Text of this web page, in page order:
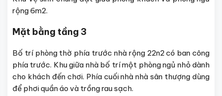
rộng 6m2.
Mặt bằng tầng 3
Bố trí phòng thờ phía trước nhà rộng 22n2 có ban công
phía trước. Khu giữa nhà bố trí một phòng ngủ nhỏ dành
cho khách đến chơi. Phía cuối nhà nhà sân thượng dùng
để phơi quần áo và trồng rau sạch.